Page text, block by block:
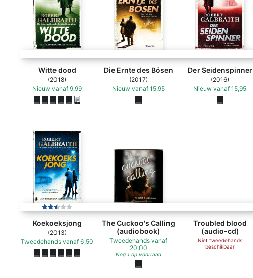
Witte dood
(2018)
Nieuw vanaf 9,99
Die Ernte des Bösen
(2017)
Nieuw vanaf 15,95
Der Seidenspinner
(2016)
Nieuw vanaf 15,95
Koekoeksjong
(2013)
Tweedehands vanaf 6,50
The Cuckoo's Calling
(audiobook)
Tweedehands vanaf
20,00
Nog 1 op voorraad
Troubled blood
(audio-cd)
Niet tweedehands
beschikbaar